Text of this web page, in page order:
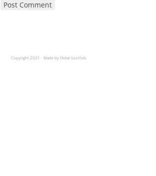
Copyright 2021 - Made by Oskar Łoziński